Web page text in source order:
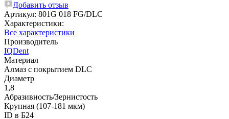
Добавить отзыв
Артикул: 801G 018 FG/DLC
Характеристики:
Все характеристики
Производитель
IQDent
Материал
Алмаз с покрытием DLC
Диаметр
1,8
Абразивность/Зернистость
Крупная (107-181 мкм)
ID в Б24